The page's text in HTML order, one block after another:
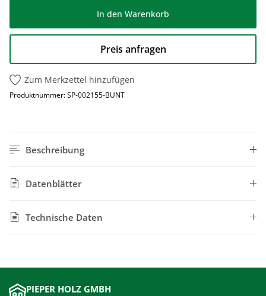
In den Warenkorb
Preis anfragen
Zum Merkzettel hinzufügen
Produktnummer:SP-002155-BUNT
Beschreibung
Datenblätter
Technische Daten
PIEPER HOLZ GMBH